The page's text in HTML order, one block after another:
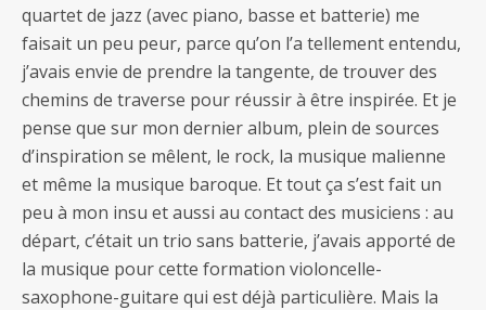
quartet de jazz (avec piano, basse et batterie) me
faisait un peu peur, parce qu’on l’a tellement entendu,
j’avais envie de prendre la tangente, de trouver des
chemins de traverse pour réussir à être inspirée. Et je
pense que sur mon dernier album, plein de sources
d’inspiration se mêlent, le rock, la musique malienne
et même la musique baroque. Et tout ça s’est fait un
peu à mon insu et aussi au contact des musiciens : au
départ, c’était un trio sans batterie, j’avais apporté de
la musique pour cette formation violoncelle-
saxophone-guitare qui est déjà particulière. Mais la